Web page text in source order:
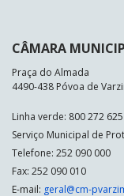
CÂMARA
Praça do Almada
4490-438 Póvoa de
Linha verde: 800 272 625
Serviço Municipal de
Telefone: 252 090 000
Fax: 252 090 010
E-mail: geral@cm-